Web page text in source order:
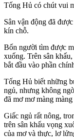
Tống Hủ có chút vui
Sân vận động đã
kín chỗ.
Bốn người tìm được
xuống. Trên sân
bắt đầu vào phần
Tống Hủ biết những
ngủ, nhưng không
đã mơ mơ màng
Giấc ngủ rất nông,
trên sân khấu vọng
của mơ và thực, lơ